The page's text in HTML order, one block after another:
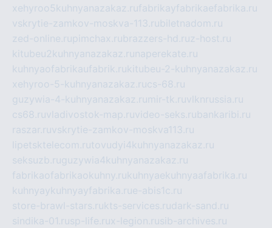
xehyroo5kuhnyanazakaz.rufabrikayfabrikaefabrika.ru
vskrytie-zamkov-moskva-113.rubiletnadom.ru
zed-online.rupimchax.rubrazzers-hd.ruz-host.ru
kitubeu2kuhnyanazakaz.ru naperekate.ru
kuhnyaofabrikaufabrik.rukitubeu-2-kuhnyanazakaz.ru
xehyroo-5-kuhnyanazakaz.rucs-68.ru
guzywia-4-kuhnyanazakaz.ru mir-tk.ruvlknrussia.ru
cs68.ruvladivostok-map.ruvideo-seks.rubankaribi.ru
raszar.ruvskrytie-zamkov-moskva113.ru
lipetsktelecom.rutovudyi4kuhnyanazakaz.ru
seksuzb.ruguzywia4kuhnyanazakaz.ru
fabrikaofabrikaokuhny.rukuhnyaekuhnyaafabrika.ru
kuhnyaykuhnyayfabrika.rue-abis1c.ru
store-brawl-stars.rukts-services.rudark-sand.ru
sindika-01.rusp-life.rux-legion.rusib-archives.ru